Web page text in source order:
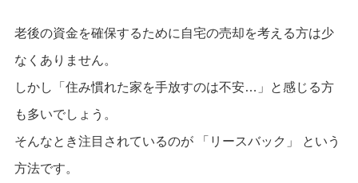
老後の資金を確保するために自宅の売却を考える方は少
なくありません。
しかし「住み慣れた家を手放すのは不安…」と感じる方
も多いでしょう。
そんなとき注目されているのが 「リースバック」 という
方法です。